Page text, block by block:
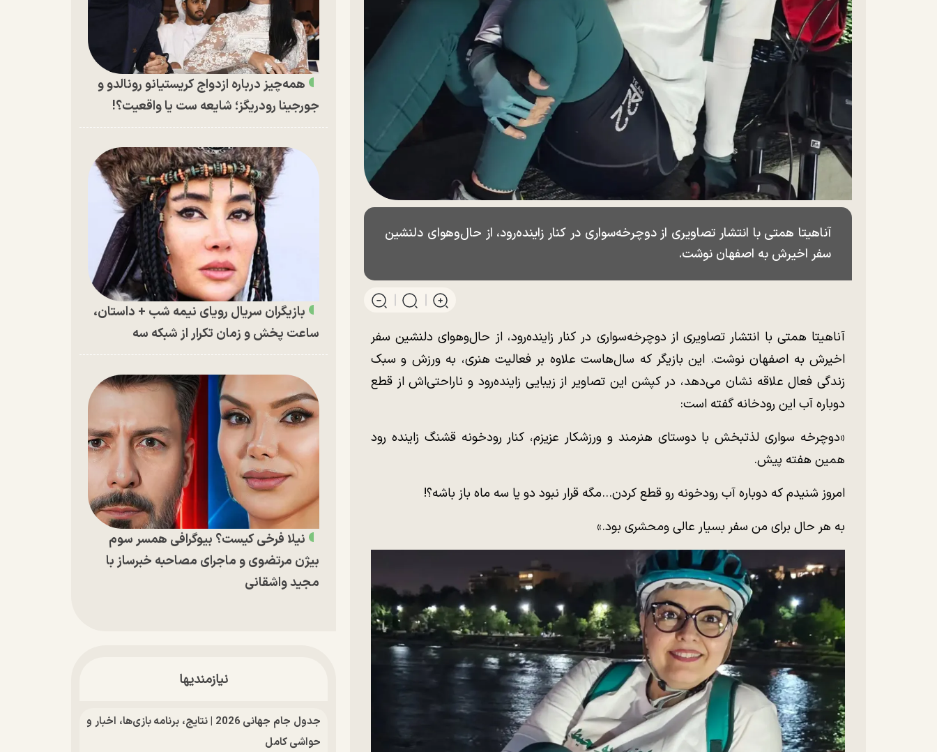
آناهیتا همتی با انتشار تصاویری از دوچرخه‌سواری در کنار زاینده‌رود، از حال‌وهوای دلنشین
سفر اخیرش به اصفهان نوشت.
آناهیتا همتی با انتشار تصاویری از دوچرخه‌سواری در کنار زاینده‌رود، از حال‌وهوای دلنشین سفر
اخیرش به اصفهان نوشت. این بازیگر که سال‌هاست علاوه بر فعالیت هنری، به ورزش و سبک
زندگی فعال علاقه نشان می‌دهد، در کپشن این تصاویر از زیبایی زاینده‌رود و ناراحتی‌اش از قطع
دوباره آب این رودخانه گفته است:
«دوچرخه سواری لذتبخش با دوستای هنرمند و ورزشکار عزیزم، کنار رودخونه قشنگ زاینده رود
همین هفته پیش.
امروز شنیدم که دوباره آب رودخونه رو قطع کردن...مگه قرار نبود دو یا سه ماه باز باشه؟!
به هر حال برای من سفر بسیار عالی و‌محشری بود.»
همه‌چیز درباره ازدواج کریستیانو رونالدو و
جورجینا رودریگز؛ شایعه ست یا واقعیت؟!
بازیگران سریال رویای نیمه شب + داستان،
ساعت پخش و زمان تکرار از شبکه سه
نیلا فرخی کیست؟ بیوگرافی همسر سوم
بیژن مرتضوی و ماجرای مصاحبه خبرساز با
مجید واشقانی
نیازمندیها
جدول جام جهانی 2026 | نتایج، برنامه بازی‌ها، اخبار و
حواشی کامل